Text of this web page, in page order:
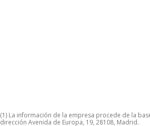
(1) La información de la empresa procede de la
dirección Avenida de Europa, 19, 28108, Madrid.